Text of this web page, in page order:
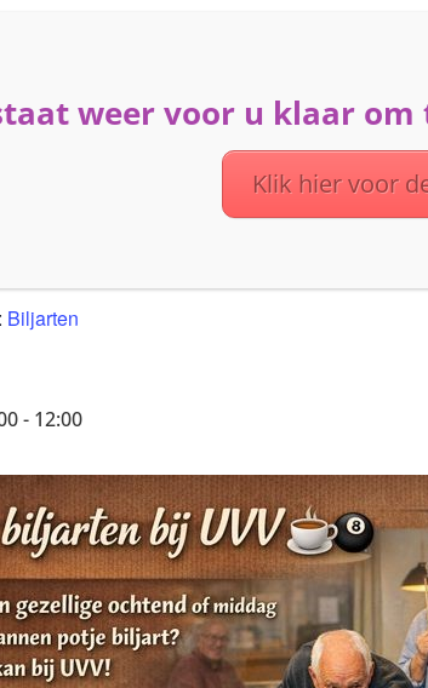
HOME ACTIVITEITEN
Biljarten
- 12:00
weer voor u klaar om
Klik hier voor